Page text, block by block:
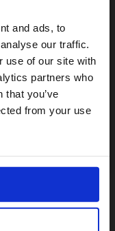
and ads, to
our traffic.
use of our site with
partners who
that you’ve
from your use
States?
visit our: